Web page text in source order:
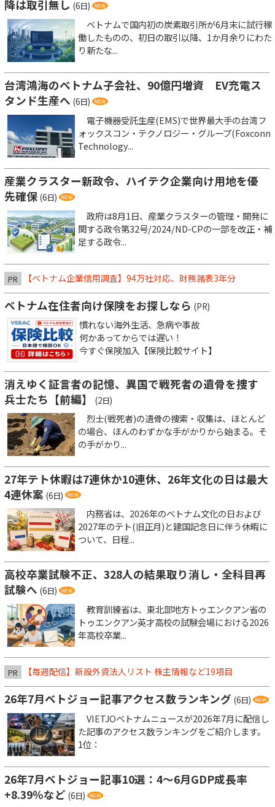
降は取引無し (6日)
ベトナムで国内初の炭素取引所が6月末に試行稼
働したものの、初日の取引以降、1か月余りにわた
り新たな...
台湾鴻海のベトナム子会社、90億円増資 EV充電ス
タンド生産へ (6日)
電子機器受託生産(EMS)で世界最大手の台湾フ
ォックスコン・テクノロジー・グループ(Foxconn
Technology...
産業クラスター新政令、ハイテク企業向け用地を優
先確保 (6日)
政府は8月1日、産業クラスターの管理・開発に
関する政令第32号/2024/ND-CPの一部を改正・補
足する政令...
PR 【ベトナム企業信用調査】94万社対応、財務諸表3年分
ベトナム在住者向け保険をお探しなら (PR)
慣れない海外生活、急病や事故
何かあってからでは遅い！
今すぐ保険加入【保険比較サイト】
消えゆく証言者の記憶、異国で戦死者の遺骨を捜す
兵士たち【前編】
(2日)
烈士(戦死者)の遺骨の捜索・収集は、ほとんど
の場合、ほんのわずかな手がかりから始まる。そ
の手がかり...
27年テト休暇は7連休か10連休、26年文化の日は最大
4連休案 (6日)
内務省は、2026年のベトナム文化の日および
2027年のテト(旧正月)と建国記念日に伴う休暇に
ついて、日程...
高校卒業試験不正、328人の結果取り消し・全科目再
試験へ (6日)
教育訓練省は、東北部地方トゥエンクアン省の
トゥエンクアン英才高校の試験会場における2026
年高校卒業...
PR 【毎週配信】新設外資法人リスト 株主情報など19項目
26年7月ベトジョー記事アクセス数ランキング (6日)
VIETJOベトナムニュースが2026年7月に配信し
た記事のアクセス数ランキングをご紹介します。
1位：
26年7月ベトジョー記事10選：4～6月GDP成長率
+8.39％など (6日)